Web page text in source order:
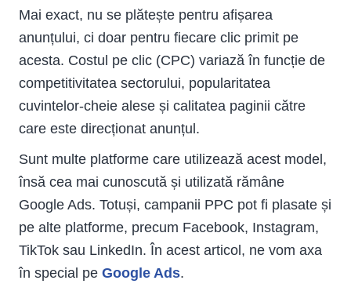
Bidding automat
Enhanced CPC (ECPC)
Unde apar anunturile PPC si ce tipuri de anunturi
exista?
Google Search Network
Retea de publicitate prin afisare
Product Listing Ads (PLA)
Anunturi pe Google Maps
Anunturi doar pentru apeluri
Avantajele publicitatii PPC
Dezvantajele publicitatii PPC
Marea batalie – PPC sau SEO?
PPC – Tot ce trebuie sa stii pentru a incepe!
FAQ
Mai exact, nu se plătește pentru afișarea
anunțului, ci doar pentru fiecare clic primit pe
acesta. Costul pe clic (CPC) variază în funcție de
competitivitatea sectorului, popularitatea
cuvintelor-cheie alese și calitatea paginii către
care este direcționat anunțul.
Sunt multe platforme care utilizează acest model,
însă cea mai cunoscută și utilizată rămâne
Google Ads. Totuși, campanii PPC pot fi plasate și
pe alte platforme, precum Facebook, Instagram,
TikTok sau LinkedIn. În acest articol, ne vom axa
în special pe Google Ads.